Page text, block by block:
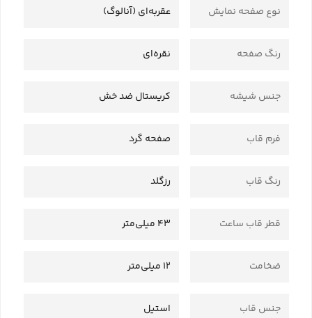
نوع صفحه نمایش عقربه‌ای (آنالوگ)
رنگ صفحه نقره‌ای
جنس شیشه کریستال ضد خش
فرم قاب صفحه گرد
رنگ قاب رزگلد
قطر قاب ساعت 43 میلی‌متر
ضخامت 12 میلی‌متر
جنس قاب استیل